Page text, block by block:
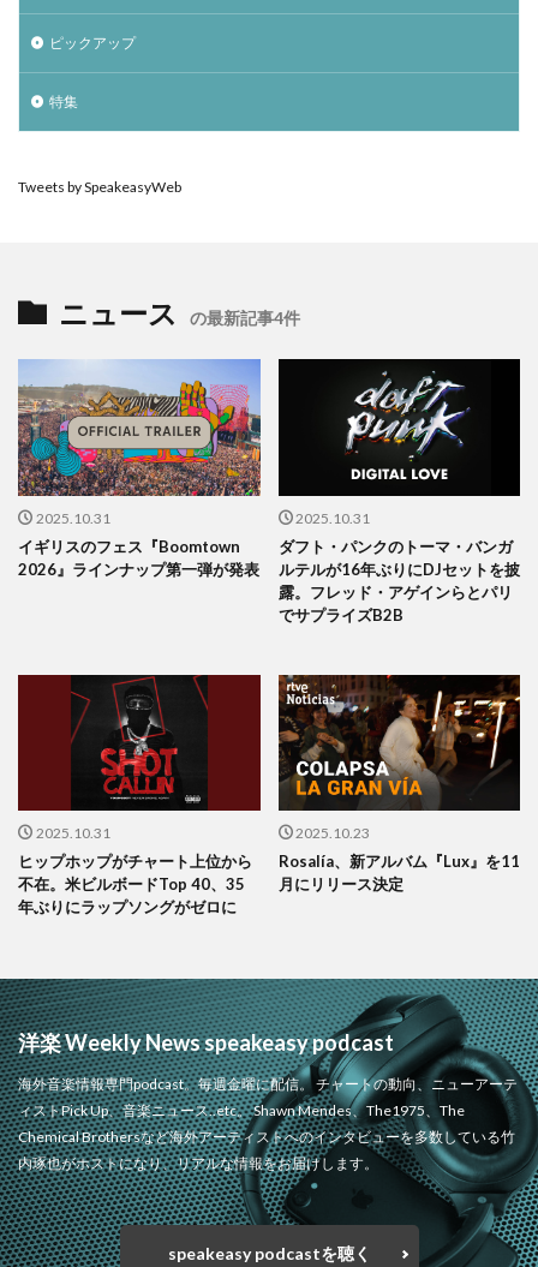
ピックアップ
特集
Tweets by SpeakeasyWeb
ニュース の最新記事4件
2025.10.31
イギリスのフェス『Boomtown
2026』ラインナップ第一弾が発表
2025.10.31
ダフト・パンクのトーマ・バンガ
ルテルが16年ぶりにDJセットを披
露。フレッド・アゲインらとパリ
でサプライズB2B
2025.10.31
ヒップホップがチャート上位から
不在。米ビルボードTop 40、35
年ぶりにラップソングがゼロに
2025.10.23
Rosalía、新アルバム『Lux』を11
月にリリース決定
洋楽 Weekly News speakeasy podcast
海外音楽情報専門podcast。毎週金曜に配信。 チャートの動向、ニューアーテ
ィストPick Up、音楽ニュース..etc。 Shawn Mendes、The1975、The
Chemical Brothersなど海外アーティストへのインタビューを多数している竹
内琢也がホストになり、リアルな情報をお届けします。
speakeasy podcastを聴く